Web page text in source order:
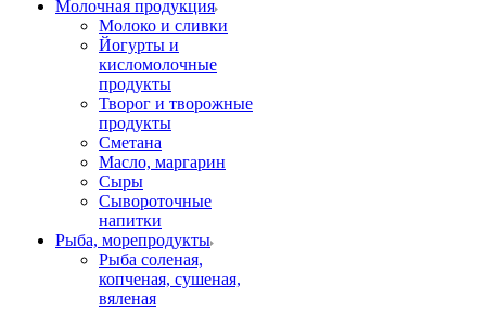
Молочная продукция
Молоко и сливки
Йогурты и
кисломолочные
продукты
Творог и творожные
продукты
Сметана
Масло, маргарин
Сыры
Сывороточные
напитки
Рыба, морепродукты
Рыба соленая,
копченая, сушеная,
вяленая